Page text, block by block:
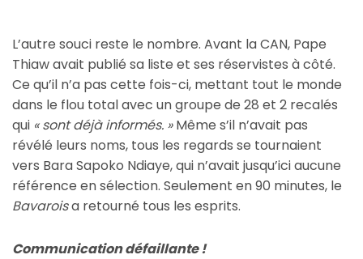
L’autre souci reste le nombre. Avant la CAN, Pape
Thiaw avait publié sa liste et ses réservistes à côté.
Ce qu’il n’a pas cette fois-ci, mettant tout le monde
dans le flou total avec un groupe de 28 et 2 recalés
qui « sont déjà informés. »Même s’il n’avait pas
révélé leurs noms, tous les regards se tournaient
vers Bara Sapoko Ndiaye, qui n’avait jusqu’ici aucune
référence en sélection. Seulement en 90 minutes, le
Bavaroisa retourné tous les esprits.
Communication défaillante !